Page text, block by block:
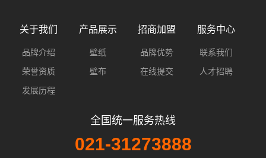
关于我们
品牌介绍
荣誉资质
发展历程
产品展示
壁纸
壁布
招商加盟
品牌优势
在线提交
服务中心
联系我们
人才招聘
全国统一服务热线
021-31273888